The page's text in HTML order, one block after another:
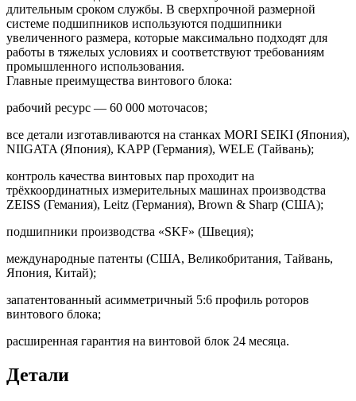
длительным сроком службы. В сверхпрочной размерной
системе подшипников используются подшипники
увеличенного размера, которые максимально подходят для
работы в тяжелых условиях и соответствуют требованиям
промышленного использования.
Главные преимущества винтового блока:
рабочий ресурс — 60 000 моточасов;
все детали изготавливаются на станках MORI SEIKI (Япония),
NIIGATA (Япония), KAPP (Германия), WELE (Тайвань);
контроль качества винтовых пар проходит на
трёхкоординатных измерительных машинах производства
ZEISS (Гемания), Leitz (Германия), Brown & Sharp (США);
подшипники производства «SKF» (Швеция);
международные патенты (США, Великобритания, Тайвань,
Япония, Китай);
запатентованный асимметричный 5:6 профиль роторов
винтового блока;
расширенная гарантия на винтовой блок 24 месяца.
Детали